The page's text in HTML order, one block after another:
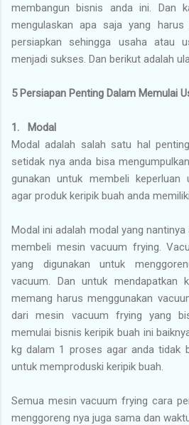
membangun bisnis anda ini. Dan
mengulaskan apa saja yang
persiapkan sehingga usaha atau
menjadi sukses. Dan berikut adalah
5 Persiapan Penting Dalam Memulai
1. Modal
Modal adalah salah satu hal
setidak nya anda bisa
gunakan untuk membeli keperluan
agar produk keripik buah anda
Modal ini adalah modal yang
membeli mesin vacuum frying.
yang digunakan untuk
vacuum. Dan untuk mendapatkan
memang harus menggunakan
dari mesin vacuum frying yang
memulai bisnis keripik buah ini
kg dalam 1 proses agar anda tidak
untuk memproduski keripik buah.
Semua mesin vacuum frying cara
menggoreng nya juga sama dan